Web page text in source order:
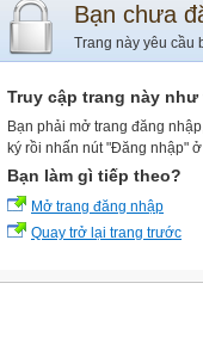
Bạn chưa
Trang này yêu cầu
Truy cập trang này như
Bạn phải mở trang đăng
ký rồi nhấn nút "Đăng nhập"
Bạn làm gì tiếp theo?
Mở trang đăng nhập
Quay trở lại trang trước